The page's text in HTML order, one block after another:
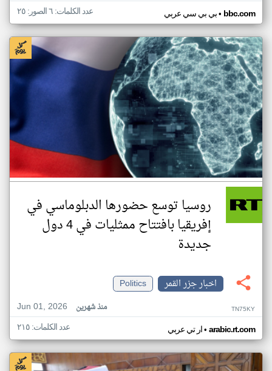
بي بي سي عربي• bbc.com عدد الكلمات: ٦ الصور: ٢٥
روسيا توسع حضورها الدبلوماسي في
إفريقيا بافتتاح ممثليات في 4 دول
جديدة
اخبار جزر القمر
Politics
Jun 01, 2026
منذ شهرين TN75KY
ار تي عربي• arabic.rt.com عدد الكلمات: ٢١٥